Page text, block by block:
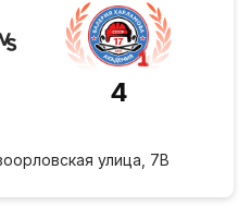
4
улица, 7В